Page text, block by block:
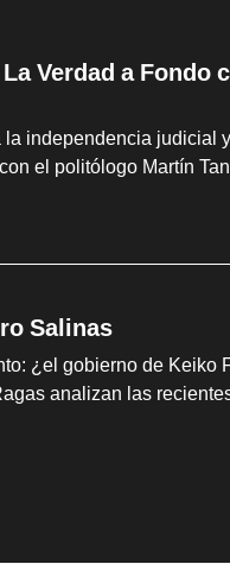
Verdad a Fondo
independencia judicial
el politólogo Martín
Salinas
¿el gobierno de Keiko
analizan las